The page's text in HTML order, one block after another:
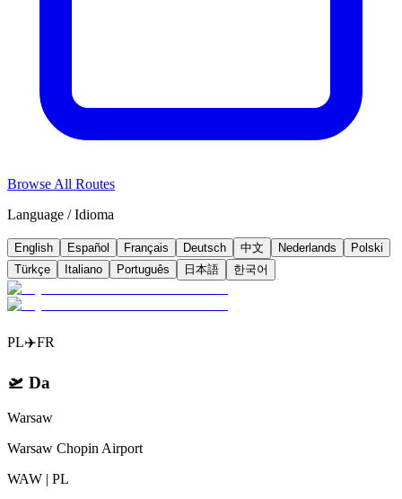
Browse All Routes
Language / Idioma
English Español Français Deutsch 中文 Nederlands
Polski
Türkçe
Italiano Português 日本語 한국어
PL✈️FR
🛫 Da
Warsaw
Warsaw Chopin Airport
WAW | PL